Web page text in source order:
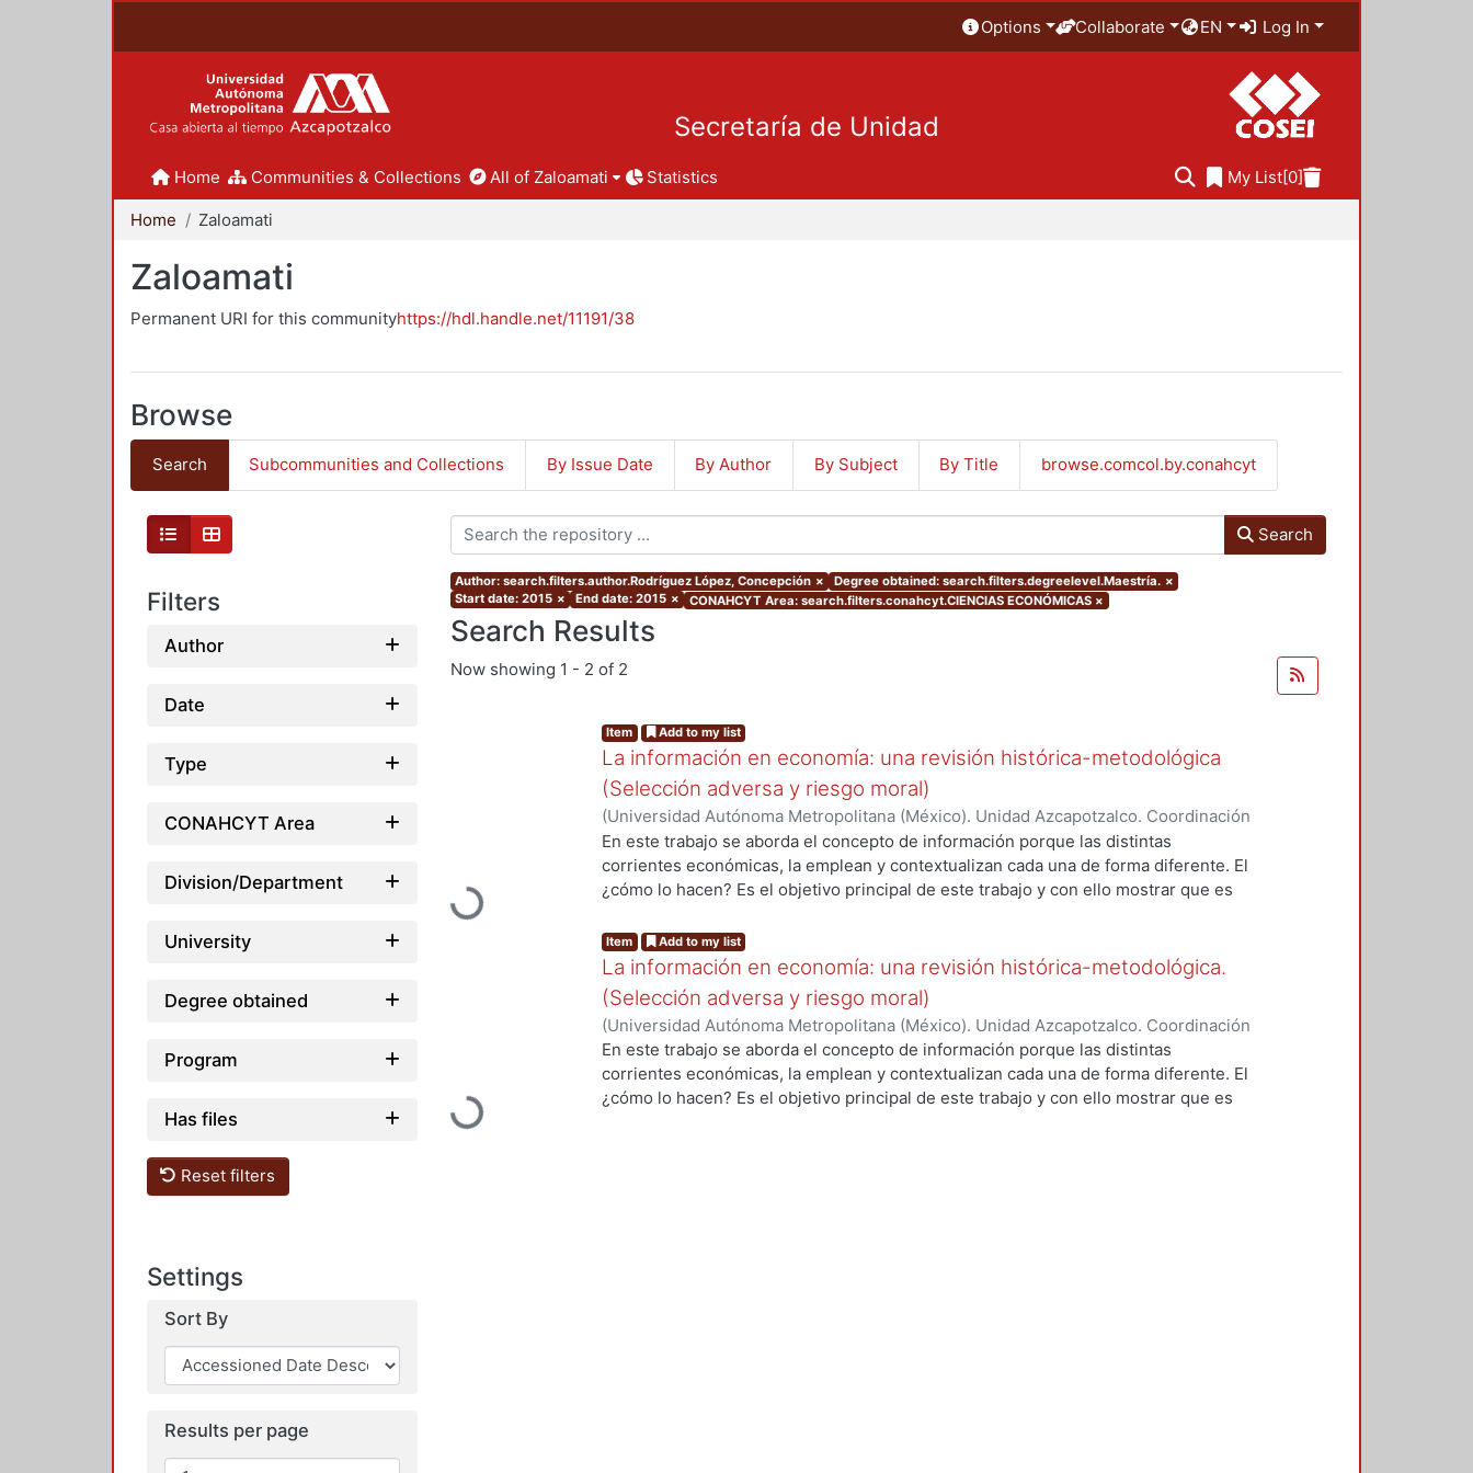
Options Collaborate EN Log In
Secretaría de Unidad
Home Communities & Collections All of Zaloamati Statistics My List[0]
Home Zaloamati
Zaloamati
Permanent URI for this communityhttps://hdl.handle.net/11191/38
Browse
Search Subcommunities and Collections By Issue Date By Author By Subject By Title browse.comcol.by.conahcyt
Filters
Author
Date
Type
CONAHCYT Area
Division/Department
University
Degree obtained
Program
Has files
Reset filters
Settings
Sort By
Results per page
Search
Author: search.filters.author.Rodríguez López, Concepción × Degree obtained: search.filters.degreelevel.Maestría. ×
Start date: 2015 × End date: 2015 × CONAHCYT Area: search.filters.conahcyt.CIENCIAS ECONÓMICAS ×
Search Results
Now showing 1 - 2 of 2
Loading...
Item Add to my list
La información en economía: una revisión histórica-metodológica
(Selección adversa y riesgo moral)
(Universidad Autónoma Metropolitana (México). Unidad Azcapotzalco. Coordinación
de Servicios de Información.,2015-12 )Rodríguez López, Concepción
En este trabajo se aborda el concepto de información porque las distintas
corrientes económicas, la emplean y contextualizan cada una de forma diferente. El
¿cómo lo hacen? Es el objetivo principal de este trabajo y con ello mostrar que es
mostrado a lo largo del tiempo la necesidad de nuevas metodologías en las cuales
la información ha desempeñado un papel fundamental; porque para la explicación
de ciertos fenómenos económicos su incorporación en el análisis ha ido
cambiando y ha mostrado resultados relevantes.
Loading...
Item Add to my list
La información en economía: una revisión histórica-metodológica.
(Selección adversa y riesgo moral)
(Universidad Autónoma Metropolitana (México). Unidad Azcapotzalco. Coordinación
de Servicios de Información.,2015-12 )Rodríguez López, Concepción
En este trabajo se aborda el concepto de información porque las distintas
corrientes económicas, la emplean y contextualizan cada una de forma diferente. El
¿cómo lo hacen? Es el objetivo principal de este trabajo y con ello mostrar que es